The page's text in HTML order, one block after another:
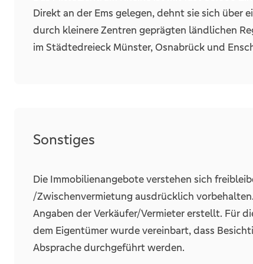
Direkt an der Ems gelegen, dehnt sie sich über
durch kleinere Zentren geprägten ländlichen
im Städtedreieck Münster, Osnabrück und
Sonstiges
Die Immobilienangebote verstehen sich
/Zwischenvermietung ausdrücklich
Angaben der Verkäufer/Vermieter erstellt. Für
dem Eigentümer wurde vereinbart, dass
Absprache durchgeführt werden.